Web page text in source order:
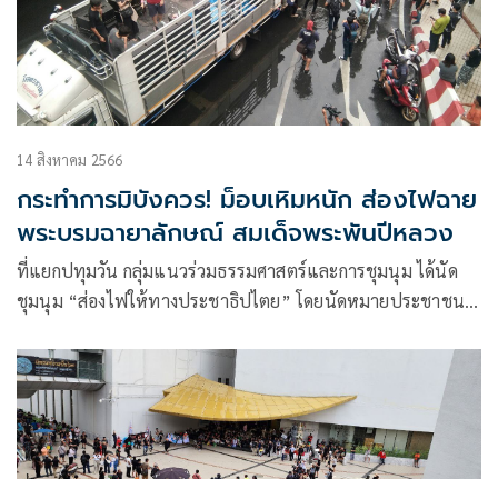
14 สิงหาคม 2566
กระทำการมิบังควร! ม็อบเหิมหนัก ส่องไฟฉาย
พระบรมฉายาลักษณ์ สมเด็จพระพันปีหลวง
ที่แยกปทุมวัน กลุ่มแนวร่วมธรรมศาสตร์และการชุมนุม ได้นัด
ชุมนุม “ส่องไฟให้ทางประชาธิปไตย” โดยนัดหมายประชาชน
เรียกขานจิตวิญญาณประ